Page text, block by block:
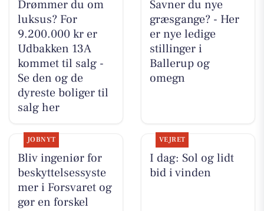
Drømmer du om
luksus? For
9.200.000 kr er
Udbakken 13A
kommet til salg -
Se den og de
dyreste boliger til
salg her
Savner du nye
græsgange? - Her
er nye ledige
stillinger i
Ballerup og
omegn
JOBNYT
Bliv ingeniør for
beskyttelsessyste
mer i Forsvaret og
gør en forskel
VEJRET
I dag: Sol og lidt
bid i vinden